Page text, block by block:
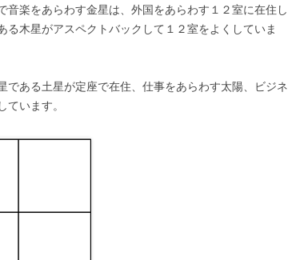
楽をあらわす金星は、外国をあらわす１２室に在住し
木星がアスペクトバックして１２室をよくしていま
である土星が定座で在住、仕事をあらわす太陽、ビジネ
います。